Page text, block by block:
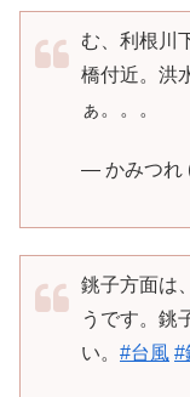
む、利根川
橋付近。洪
ぁ。。。
— かみつれ
銚子方面は
うです。銚
い。 #台風 #